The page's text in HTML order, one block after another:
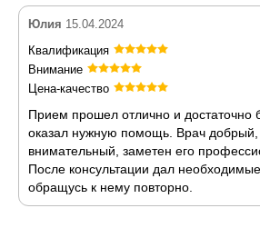
Юлия 15.04.2024
Квалификация
Внимание
Цена-качество
Прием прошел отлично и достаточно
оказал нужную помощь. Врач добрый,
внимательный, заметен его
После консультации дал
обращусь к нему повторно.